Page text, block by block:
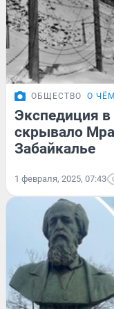
ОБЩЕСТВО О
Экспедиция в
скрывало
Забайкалье
1 февраля, 2025, 07:43